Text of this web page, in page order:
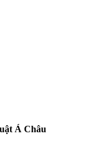
Á Châu